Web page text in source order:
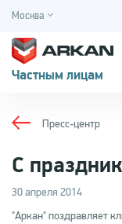
Москва
Частным лицам
Пресс-центр
С
30 апреля 2014
"Аркан" поздравляет